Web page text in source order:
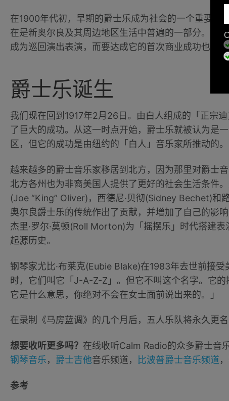
在1900年代初，早期的爵士乐成为社会的一个重要组
在是新奥尔良及其周边地区生活中普遍的一部分。随
成为巡回演出表演，而要达成它的首次商业成功也只
爵士乐诞生
我们现在回到1917年2月26日。由白人组成的「正宗
了巨大的成功。从这一时点开始，爵士乐就被认为是
区，但它的成功是由纽约的「白人」音乐家所推动的。
越来越多的爵士音乐家移居到北方，因为那里对爵士
北方各州也为非裔美国人提供了更好的社会生活条件
(Joe “King” Oliver)，西德尼·贝彻(Sidney Bechet)
奥尔良爵士乐的传统作出了贡献，并增加了自己的影
杰里·罗尔·莫顿(Roll Morton)为「摇摆乐」时代搭建
起源历史。
钢琴家尤比·布莱克(Eubie Blake)在1983年去世前接
时，它们叫它「J-A-Z-Z」。但它不叫这个名字。它
它是什么意思，你绝对不会在女士面前说出来的。」
在录制《马房蓝调》的几个月后，五人乐队将永久更
想要收听更多吗？ 在线收听Calm Radio的众多爵士音
钢琴音乐， 爵士吉他音乐频道， 比波普爵士音乐频道
参考